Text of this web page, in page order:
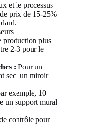
et le processus
prix de 15-25%
production plus
2-3 pour le
: Pour un
sec, un miroir
exemple, 10
un support mural
contrôle pour